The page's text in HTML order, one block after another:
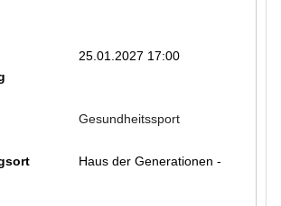
25.01.2027 17:00
Gesundheitssport
Haus der Generationen -